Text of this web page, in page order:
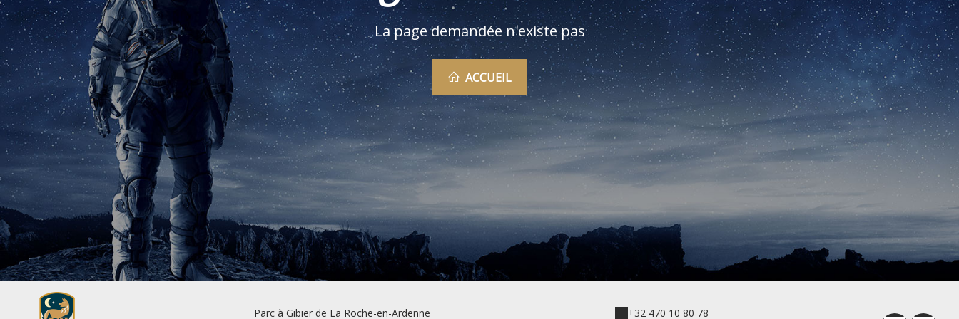
La page demandée n'existe pas
ACCUEIL
Parc à Gibier de La Roche-en-Ardenne +32 470 10 80 78